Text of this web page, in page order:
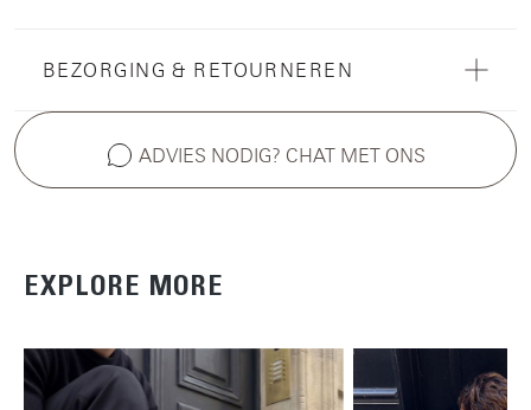
BEZORGING & RETOURNEREN
ADVIES NODIG? CHAT MET ONS
EXPLORE MORE